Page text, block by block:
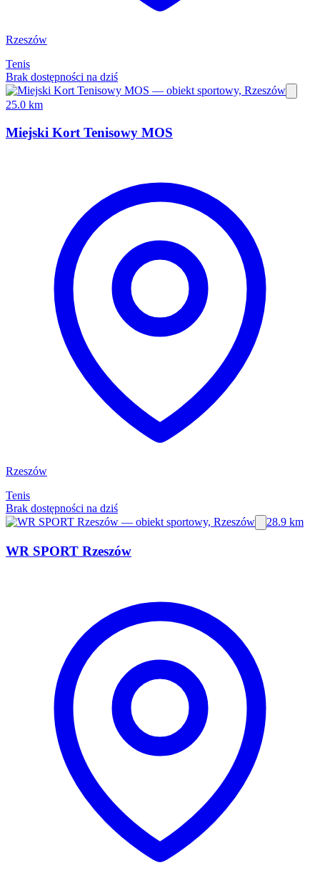
Rzeszów
Tenis
Brak dostępności na dziś
25.0 km
Miejski Kort Tenisowy MOS
Rzeszów
Tenis
Brak dostępności na dziś
28.9 km
WR SPORT Rzeszów